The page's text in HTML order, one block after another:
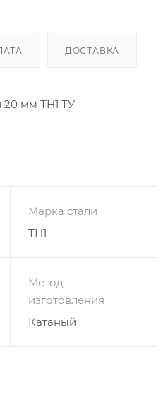
ДОСТАВКА
20 мм ТН1 ТУ
Марка стали
ТН1
Метод
изготовления
Катаный